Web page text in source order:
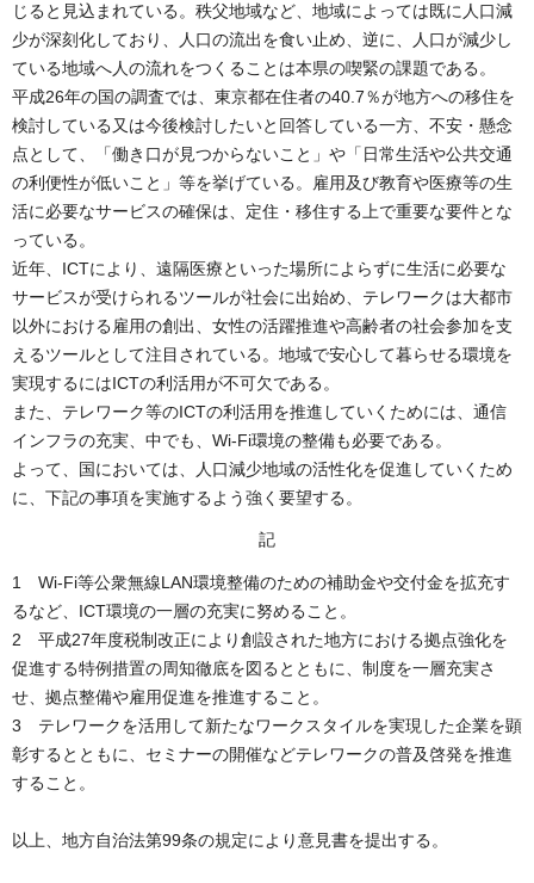
じると見込まれている。秩父地域など、地域によっては既に人口減
少が深刻化しており、人口の流出を食い止め、逆に、人口が減少し
ている地域へ人の流れをつくることは本県の喫緊の課題である。
平成26年の国の調査では、東京都在住者の40.7％が地方への移住を
検討している又は今後検討したいと回答している一方、不安・懸念
点として、「働き口が見つからないこと」や「日常生活や公共交通
の利便性が低いこと」等を挙げている。雇用及び教育や医療等の生
活に必要なサービスの確保は、定住・移住する上で重要な要件とな
っている。
近年、ICTにより、遠隔医療といった場所によらずに生活に必要な
サービスが受けられるツールが社会に出始め、テレワークは大都市
以外における雇用の創出、女性の活躍推進や高齢者の社会参加を支
えるツールとして注目されている。地域で安心して暮らせる環境を
実現するにはICTの利活用が不可欠である。
また、テレワーク等のICTの利活用を推進していくためには、通信
インフラの充実、中でも、Wi-Fi環境の整備も必要である。
よって、国においては、人口減少地域の活性化を促進していくため
に、下記の事項を実施するよう強く要望する。
記
1 Wi-Fi等公衆無線LAN環境整備のための補助金や交付金を拡充す
るなど、ICT環境の一層の充実に努めること。
2 平成27年度税制改正により創設された地方における拠点強化を
促進する特例措置の周知徹底を図るとともに、制度を一層充実さ
せ、拠点整備や雇用促進を推進すること。
3 テレワークを活用して新たなワークスタイルを実現した企業を顕
彰するとともに、セミナーの開催などテレワークの普及啓発を推進
すること。
以上、地方自治法第99条の規定により意見書を提出する。